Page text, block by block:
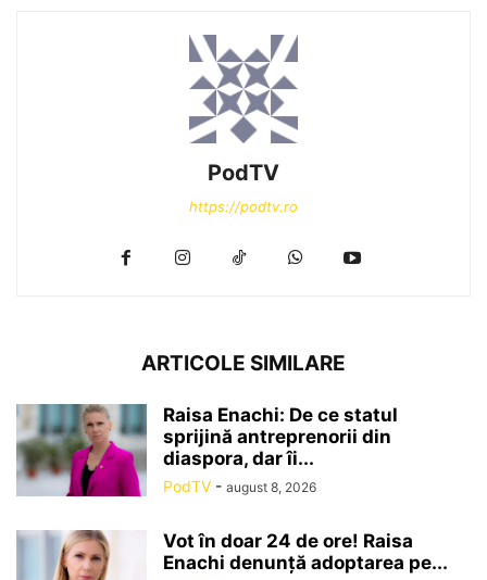
PodTV
https://podtv.ro
ARTICOLE SIMILARE
Raisa Enachi: De ce statul
sprijină antreprenorii din
diaspora, dar îi...
PodTV - august 8, 2026
Vot în doar 24 de ore! Raisa
Enachi denunță adoptarea pe...